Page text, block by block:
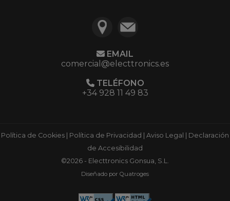
EMAIL
comercial@electtronics.es
TELÉFONO
+34 928 11 49 83
Política de Cookies Política de Privacidad Aviso Legal
Declaración
de Accesibilidad
©2026 - Electtronics Gonsua, S.L.
Diseñado por Quatroges